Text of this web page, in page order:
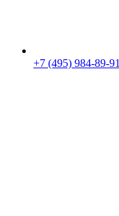
+7 (495) 984-89-91